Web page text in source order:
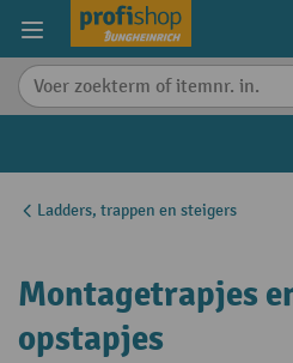
content
Ladders, trappen en steigers
Montagetrapjes
opstapjes